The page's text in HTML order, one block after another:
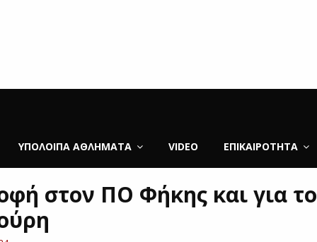
ΥΠΌΛΟΙΠΑ ΑΘΛΉΜΑΤΑ VIDEO ΕΠΙΚΑΙΡΌΤΗΤΑ
στον ΠΟ Φήκης και για